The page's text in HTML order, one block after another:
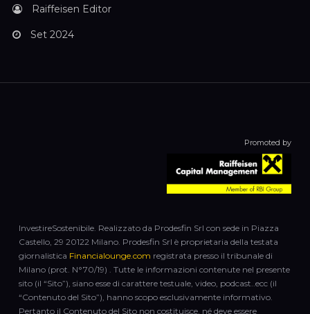
Raiffeisen Editor
Set 2024
Promoted by
InvestireSostenibile. Realizzato da Prodesfin Srl con sede in Piazza
Castello, 29 20122 Milano. Prodesfin Srl è proprietaria della testata
giornalistica Financialounge.com registrata presso il tribunale di
Milano (prot. N°70/19) . Tutte le informazioni contenute nel presente
sito (il “Sito”), siano esse di carattere testuale, video, podcast..ecc (il
“Contenuto del Sito”), hanno scopo esclusivamente informativo.
Pertanto il Contenuto del Sito non costituisce, né deve essere